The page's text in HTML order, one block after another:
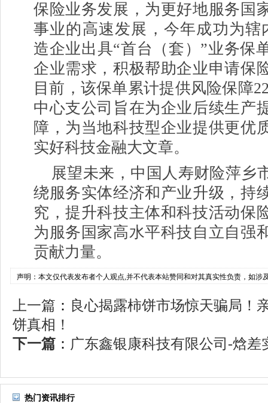
保险业务发展，为更好地服务国
事业的高速发展，今年成功为辖
造企业出具“首台（套）”业务保
企业需求，积极帮助企业申请保
目前，该保单累计提供风险保障
中心支公司旨在为企业后续生产
障，为当地科技型企业提供更优
实好科技金融大文章。
展望未来，中国人寿财险萍乡
绕服务实体经济和产业升级，持
究，提升科技主体和科技活动保
为服务国家高水平科技自立自强
贡献力量。
声明：本文仅代表发布者个人观点,并不代表本站赞同和对其真实性负责，如涉
上一篇 ： 良心揭露柿饼市场惊天骗局！
饼真相！
下一篇 ： 广东鑫银康科技有限公司-焓差
热门资讯排行